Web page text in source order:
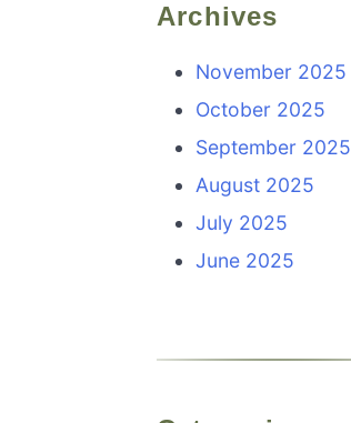
Archives
November 2025
October 2025
September 2025
August 2025
July 2025
June 2025